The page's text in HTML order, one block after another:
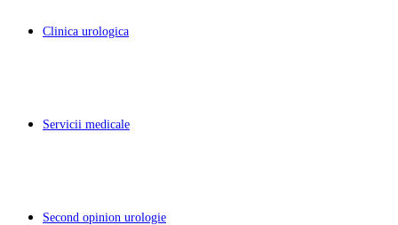
Clinica urologica
Servicii medicale
Second opinion urologie